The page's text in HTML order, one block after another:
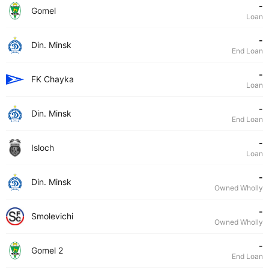
Gomel -
Loan
Din. Minsk -
End Loan
FK Chayka -
Loan
Din. Minsk -
End Loan
Isloch -
Loan
Din. Minsk -
Owned Wholly
Smolevichi -
Owned Wholly
Gomel 2 -
End Loan